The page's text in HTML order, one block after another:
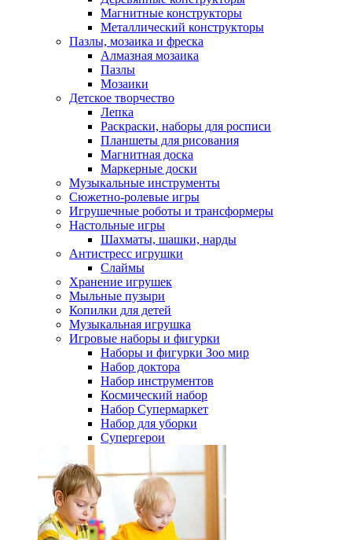
Магнитные конструкторы
Металлический конструкторы
Пазлы, мозаика и фреска
Алмазная мозаика
Пазлы
Мозаики
Детское творчество
Лепка
Раскраски, наборы для росписи
Планшеты для рисования
Магнитная доска
Маркерные доски
Музыкальные инструменты
Сюжетно-ролевые игры
Игрушечные роботы и трансформеры
Настольные игры
Шахматы, шашки, нарды
Антистресс игрушки
Слаймы
Хранение игрушек
Мыльные пузыри
Копилки для детей
Музыкальная игрушка
Игровые наборы и фигурки
Наборы и фигурки Зоо мир
Набор доктора
Набор инструментов
Космический набор
Hабор Супермаркет
Набор для уборки
Супергерои